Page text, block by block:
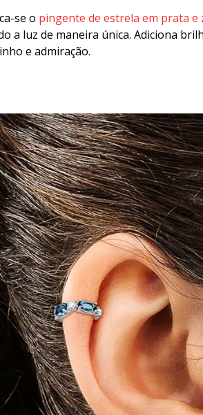
se o pingente de estrela em prata e
a luz de maneira única. Adiciona
e admiração.